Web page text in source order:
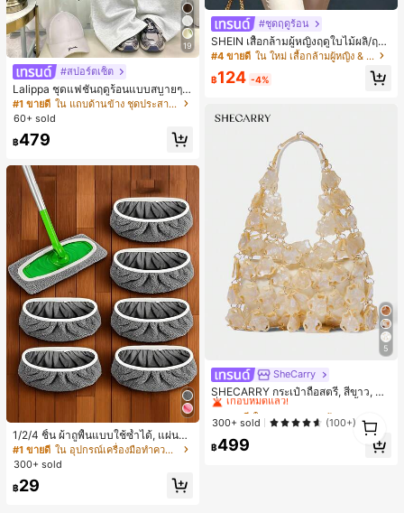
19
#สปอร์ตเซ็ต
Lalippa ชุดแฟชั่นฤดูร้อนแบบสบายๆ ล
ายพิมพ์ตัวอักษร New York ชุดเสื้อยืดล
ายพิมพ์ Brooklyn เหมาะสำหรับใส่ประ
รับผู้หญิง
#1 ขายดี
ใน แถบด้านข้าง ชุดประสานงานสตรี
60+ sold
฿479
1/2/4 ชิ้น ผ้าถูพื้นแบบใช้ซ้ำได้, แผ่นถูพื้
นแบบแห้งและเปียก, ซักได้, เหมาะสำห
รับการทำความสะอาดพื้นไม้แข็ง, ทนท
มือดูแลพื้นที่มีประสิทธิภาพ, พื้นผิวละเอี
#1 ขายดี
ใน อุปกรณ์เครื่องมือทำความสะอาด
300+ sold
฿29
#ชุดฤดูร้อน
SHEIN เสื้อกล้ามผู้หญิงฤดูใบไม้ผลิ/ฤดูร้
อน ใหม่ สไตล์มินิมอลลำลองหรูหรา สีบ
ล็อก ลายจุด คอวี แพตช์เวิร์ก ชายระบา
ย แขนกุด ทรงเข้ารูป อเนกประสงค์, เสื้อ
#4 ขายดี ใน ใหม่ เสื้อกล้ามผู้หญิง & Camis
฿124 -4%
5
SheCarry
SHECARRY กระเป๋าถือสตรี, สีขาว, แฟ
ชั่น, สง่างาม, วันหยุด, งานปาร์ตี้
#1 ขายดี
เกือบหมดแล้ว!
#1 ขายดี
เกือบหมดแล้ว!
#1 ขายดี
เกือบหมดแล้ว!
#1 ขายดี
ใน บรรยากาศฤดูร้อน กระเป๋าหูหิ้วด้านบนผู้หญิง
เกือบหมดแล้ว!
300+ sold (100+)
฿499